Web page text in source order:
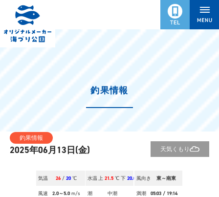
釣果情報
釣果情報
2025年06月13日(金) 天気くもり
気温 26 / 20 ℃ 水温 上 21.5 ℃ 下 20.0℃
風向き 東～南東
風速 2.0～5.0 m/s 潮 中潮 満潮 05:03 / 19:14